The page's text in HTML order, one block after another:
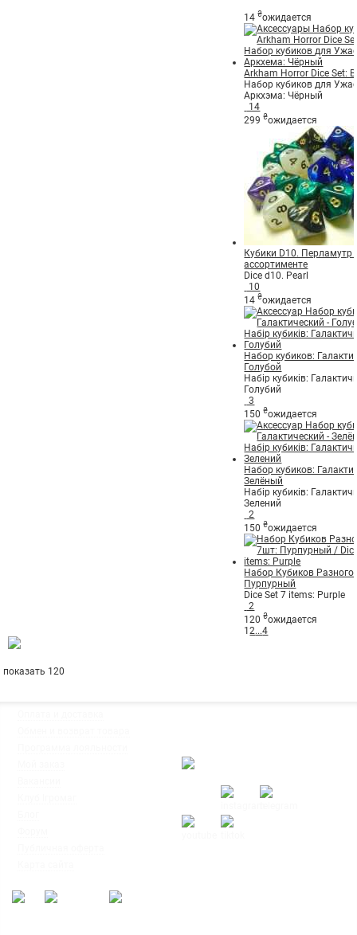
14₴ожидается
Arkham Horror Dice Set:
Набор кубиков для
Аркхэма: Чёрный
14
299₴ожидается
Кубики D10. Перламутр
ассортименте
Dice d10. Pearl
10
14₴ожидается
Набор кубиков:
Голубой
Набір кубиків:
Голубий
3
150₴ожидается
Набор кубиков:
Зелёный
Набір кубиків:
Зелений
2
150₴ожидается
Набор Кубиков
Пурпурный
Dice Set 7 items: Purple
2
120₴ожидается
12...4
показать 120